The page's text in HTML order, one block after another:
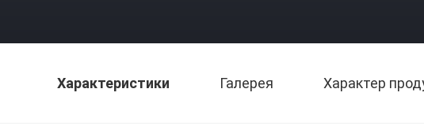
Характеристики Галерея Характер